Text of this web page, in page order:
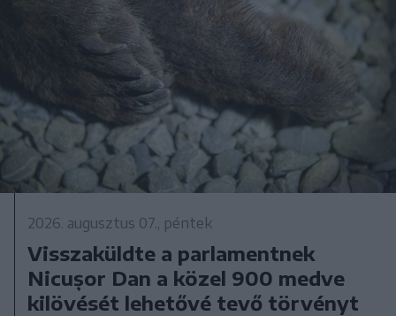
2026. augusztus 07., péntek
Visszaküldte a parlamentnek
Nicușor Dan a közel 900 medve
kilövését lehetővé tevő törvényt